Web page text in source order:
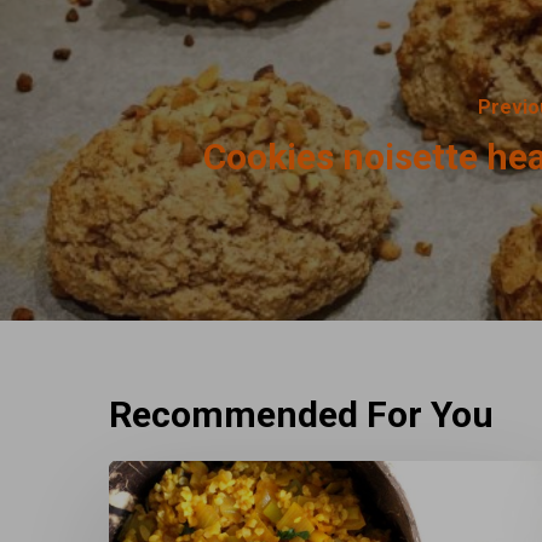
Cookies noisette
Recommended For You
Mijoté
de